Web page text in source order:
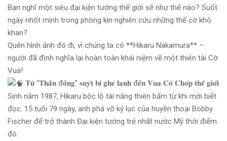
Bạn nghĩ một siêu đại kiện tướng thế giới sẽ như thế nào? Suốt
ngày nhốt mình trong phòng kín nghiên cứu những thế cờ khô
khan?
Quên hình ảnh đó đi, vì chúng ta có **Hikaru Nakamura** –
người đã định nghĩa lại hoàn toàn khái niệm về một thiên tài Cờ
Vua!
𝐓𝐮̛̀ “𝐓𝐡𝐚̂̀𝐧 đ𝐨̂̀𝐧𝐠” 𝐬𝐮𝐲́𝐭 𝐛𝐢̣ 𝐠𝐡𝐞̉ 𝐥𝐚̣𝐧𝐡 đ𝐞̂́𝐧 𝐕𝐮𝐚 𝐂𝐨̛̀ 𝐂𝐡𝐨̛́𝐩 𝐭𝐡𝐞̂́ 𝐠𝐢𝐨̛́𝐢
Sinh năm 1987, Hikaru bộc lộ tài năng thiên bẩm từ khi mới biết
đọc. 15 tuổi 79 ngày, anh phá vỡ kỷ lục của huyền thoại Bobby
Fischer để trở thành Đại kiện tướng trẻ nhất nước Mỹ thời điểm
đó.